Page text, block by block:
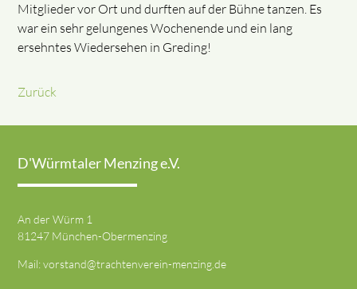
Mitglieder vor Ort und durften auf der Bühne tanzen. Es
war ein sehr gelungenes Wochenende und ein lang
ersehntes Wiedersehen in Greding!
Zurück
D'Würmtaler Menzing e.V.
An der Würm 1
81247 München-Obermenzing
Mail:vorstand@trachtenverein-menzing.de